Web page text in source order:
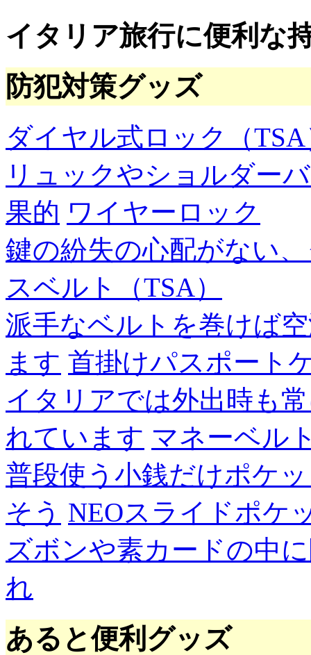
イタリア旅行に便利な
防犯対策グッズ
ダイヤル式ロック（
リュックやショルダー
果的 ワイヤーロック
鍵の紛失の心配がない
スベルト（TSA）
派手なベルトを巻けば
ます 首掛けパスポート
イタリアでは外出時も
れています マネーベル
普段使う小銭だけポケ
そう NEOスライドポケ
ズボンや素カードの中
れ
あると便利グッズ